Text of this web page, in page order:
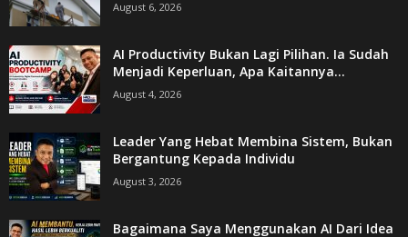
August 6, 2026
AI Productivity Bukan Lagi Pilihan. Ia Sudah
Menjadi Keperluan, Apa Kaitannya...
August 4, 2026
Leader Yang Hebat Membina Sistem, Bukan
Bergantung Kepada Individu
August 3, 2026
Bagaimana Saya Menggunakan AI Dari Idea